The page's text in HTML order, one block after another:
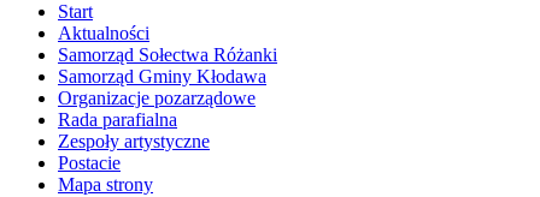
Start
Aktualności
Samorząd Sołectwa Różanki
Samorząd Gminy Kłodawa
Organizacje pozarządowe
Rada parafialna
Zespoły artystyczne
Postacie
Mapa strony